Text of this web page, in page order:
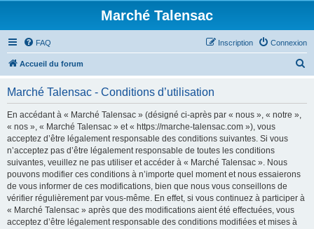
Marché Talensac
FAQ Connexion
Inscription
Accueil du forum
Marché Talensac - Conditions d’utilisation
En accédant à « Marché Talensac » (désigné ci-après par « nous », « notre »,
« nos », « Marché Talensac » et « https://marche-talensac.com »), vous
acceptez d’être légalement responsable des conditions suivantes. Si vous
n’acceptez pas d’être légalement responsable de toutes les conditions
suivantes, veuillez ne pas utiliser et accéder à « Marché Talensac ». Nous
pouvons modifier ces conditions à n’importe quel moment et nous essaierons
de vous informer de ces modifications, bien que nous vous conseillons de
vérifier régulièrement par vous-même. En effet, si vous continuez à participer à
« Marché Talensac » après que des modifications aient été effectuées, vous
acceptez d’être légalement responsable des conditions modifiées et mises à